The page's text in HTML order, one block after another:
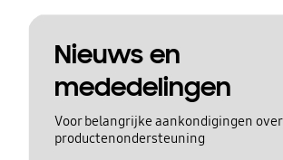
Nieuws en
mededelingen
Voor belangrijke aankondigingen over
productenondersteuning